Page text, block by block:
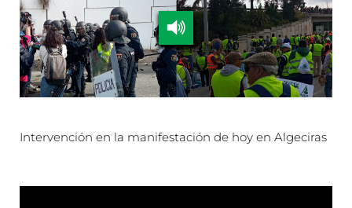
Intervención en la manifestación de hoy en Algeciras